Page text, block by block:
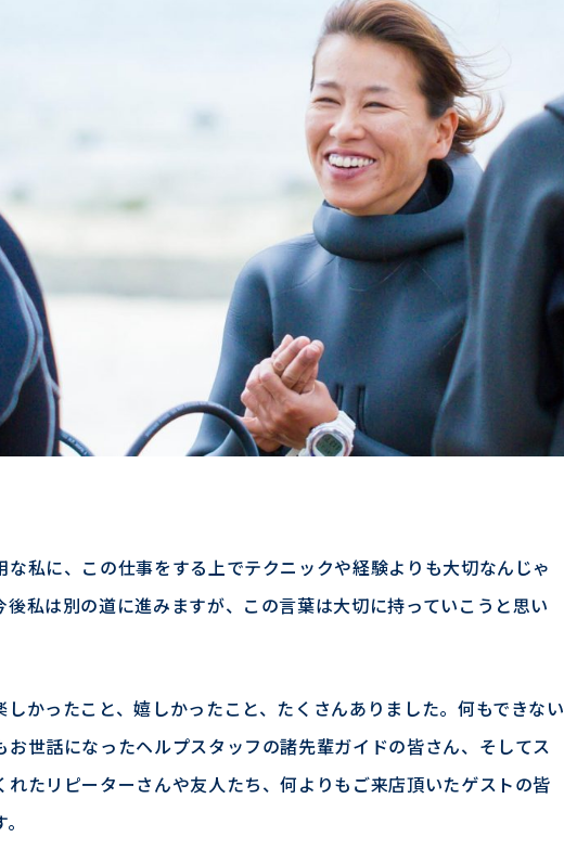
私に、この仕事をする上でテクニックや経験よりも大切なんじゃ
私は別の道に進みますが、この言葉は大切に持っていこうと思い
かったこと、嬉しかったこと、たくさんありました。何もできない
世話になったヘルプスタッフの諸先輩ガイドの皆さん、そしてス
たリピーターさんや友人たち、何よりもご来店頂いたゲストの皆